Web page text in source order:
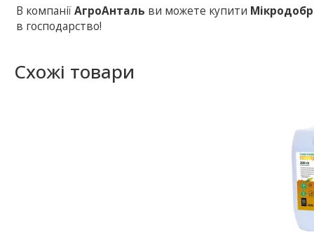
В компаніїАгроАнталь ви можете купити
в господарство!
Схожі товари